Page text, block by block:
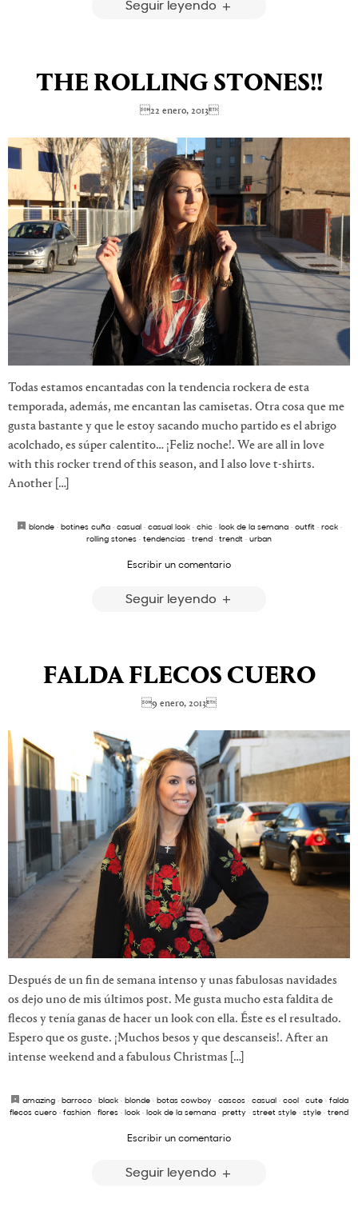
Seguir leyendo
THE ROLLING STONES!!
22 enero, 2013
Todas estamos encantadas con la tendencia rockera de esta
temporada, además, me encantan las camisetas. Otra cosa que me
gusta bastante y que le estoy sacando mucho partido es el abrigo
acolchado, es súper calentito… ¡Feliz noche!. We are all in love
with this rocker trend of this season, and I also love t-shirts.
Another […]
blonde· botines cuña· casual· casual look· chic· look de la semana· outfit· rock·
rolling stones · tendencias · trend · trendt · urban
Escribir un comentario
Seguir leyendo
FALDA FLECOS CUERO
9 enero, 2013
Después de un fin de semana intenso y unas fabulosas navidades
os dejo uno de mis últimos post. Me gusta mucho esta faldita de
flecos y tenía ganas de hacer un look con ella. Éste es el resultado.
Espero que os guste. ¡Muchos besos y que descanseis!. After an
intense weekend and a fabulous Christmas […]
amazing· barroco· black· blonde· botas cowboy· cascos· casual· cool· cute· falda
flecos cuero · fashion · flores · look · look de la semana · pretty · street style · style · trend
Escribir un comentario
Seguir leyendo